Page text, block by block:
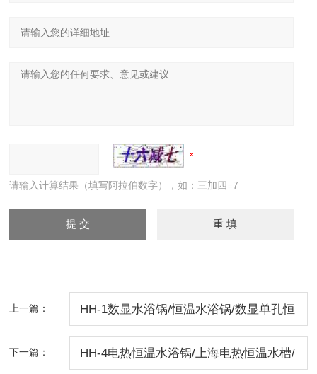
请输入计算结果（填写阿拉伯数字），如：三加四=7
上一篇： HH-1数显水浴锅/恒温水浴锅/数显单孔恒
下一篇： HH-4电热恒温水浴锅/上海电热恒温水槽/